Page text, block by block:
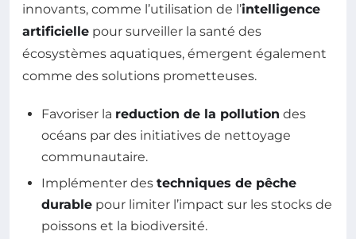
innovants, comme l’utilisation de l’intelligence
artificielle pour surveiller la santé des
écosystèmes aquatiques, émergent également
comme des solutions prometteuses.
Favoriser la reduction de la pollution des
océans par des initiatives de nettoyage
communautaire.
Implémenter des techniques de pêche
durable pour limiter l’impact sur les stocks de
poissons et la biodiversité.